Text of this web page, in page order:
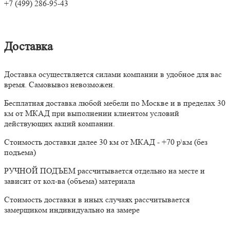
+7 (499) 286-95-43
Доставка
Доставка осуществляется силами компании в удобное для вас
время. Самовывоз невозможен.
Бесплатная доставка любой мебели по Москве и в пределах 30
км от МКАД при выполнении клиентом условий
действующих акций компании.
Стоимость доставки далее 30 км от МКАД - +70 р\км (без
подъема)
РУЧНОЙ ПОДЪЕМ рассчитывается отдельно на месте и
зависит от кол-ва (объема) материала
Стоимость доставки в иных случаях рассчитывается
замерщиком индивидуально на замере